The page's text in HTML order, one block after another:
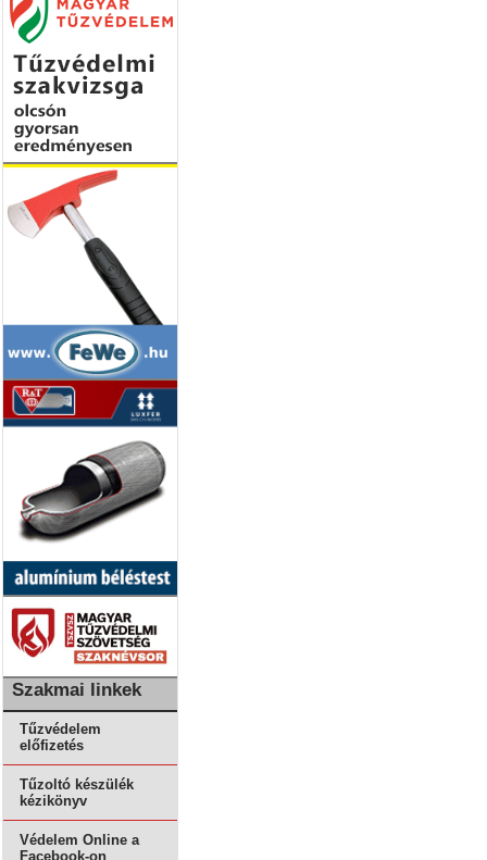
Szakmai linkek
Tűzvédelem
előfizetés
Tűzoltó készülék
kézikönyv
Védelem Online a
Facebook-on